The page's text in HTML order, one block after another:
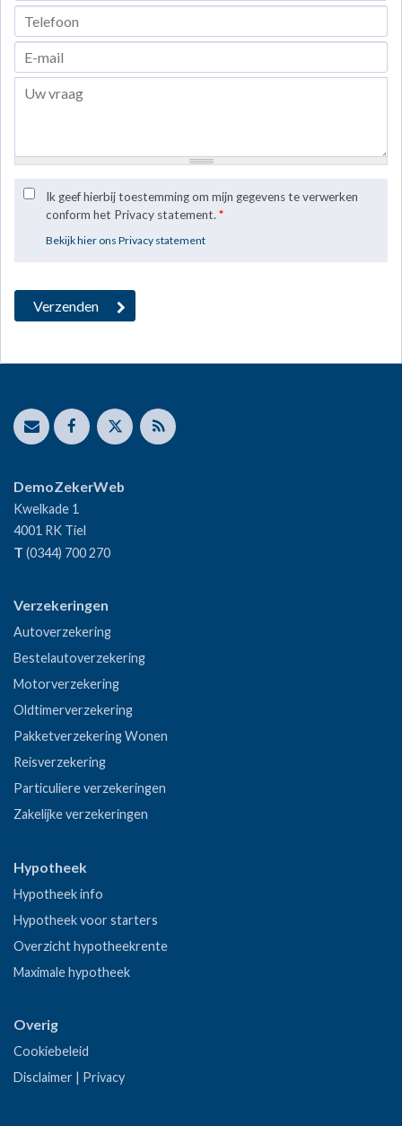
Ik geef hierbij toestemming om mijn gegevens te verwerken
conform het Privacy statement. *
Bekijk hier ons Privacy statement
DemoZekerWeb
Kwelkade 1
4001 RK Tiel
T (0344) 700 270
Verzekeringen
Autoverzekering
Bestelautoverzekering
Motorverzekering
Oldtimerverzekering
Pakketverzekering Wonen
Reisverzekering
Particuliere verzekeringen
Zakelijke verzekeringen
Hypotheek
Hypotheek info
Hypotheek voor starters
Overzicht hypotheekrente
Maximale hypotheek
Overig
Cookiebeleid
Disclaimer | Privacy